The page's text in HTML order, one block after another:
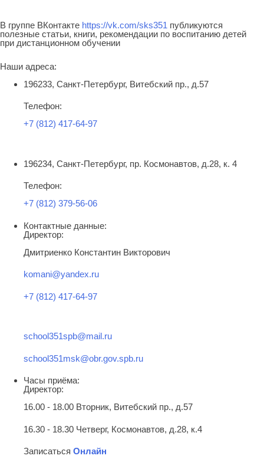
В группе ВКонтакте https://vk.com/sks351 публикуются
полезные статьи, книги, рекомендации по воспитанию детей
при дистанционном обучении
Наши адреса:
196233, Санкт-Петербург, Витебский пр., д.57
Телефон:
+7 (812) 417-64-97
196234, Санкт-Петербург, пр. Космонавтов, д.28, к. 4
Телефон:
+7 (812) 379-56-06
Контактные данные:
Директор:
Дмитриенко Константин Викторович
komani@yandex.ru
+7 (812) 417-64-97
school351spb@mail.ru
school351msk@obr.gov.spb.ru
Часы приёма:
Директор:
16.00 - 18.00 Вторник, Витебский пр., д.57
16.30 - 18.30 Четверг, Космонавтов, д.28, к.4
Записаться Онлайн